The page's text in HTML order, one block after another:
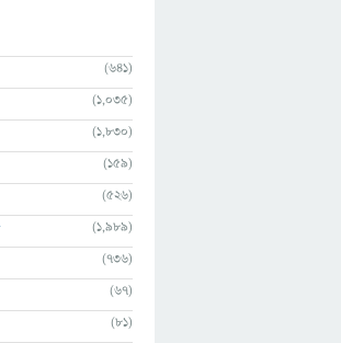
(641)
(1,035)
(1,830)
(159)
(526)
(1,989)
(736)
(67)
(81)